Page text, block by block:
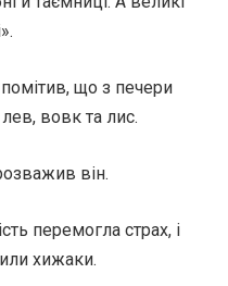
що з печери
вовк та лис.
він.
перемогла страх, і
хижаки.